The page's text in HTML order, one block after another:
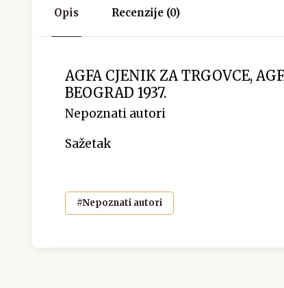
Opis Recenzije (0)
AGFA CJENIK ZA TRGOVCE,
BEOGRAD 1937.
Nepoznati autori
Sažetak
#Nepoznati autori